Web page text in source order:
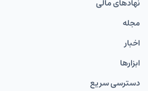
نهاد‌های مالی
مجله
اخبار
ابزارها
دسترسی سریع